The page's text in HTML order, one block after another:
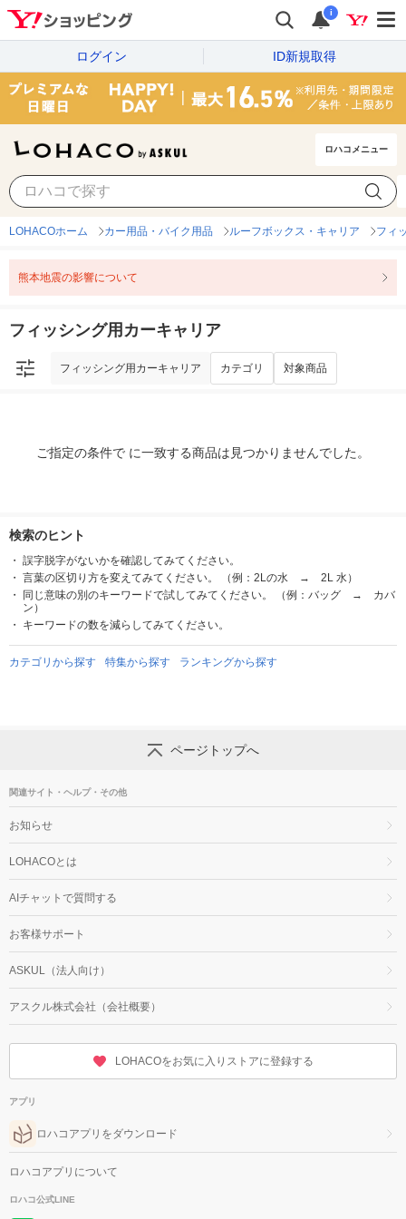
i
ログイン ID新規取得
ロハコメニュー
フィッシング用カーキャリア
LOHACOホーム カー用品・バイク用品 ルーフボックス・キャリア フィ
熊本地震の影響について
フィッシング用カーキャリア
フィッシング用カーキャリア カテゴリ 対象商品
ご指定の条件で に一致する商品は見つかりませんでした。
検索のヒント
誤字脱字がないかを確認してみてください。
言葉の区切り方を変えてみてください。 （例：2Lの水 → 2L 水）
同じ意味の別のキーワードで試してみてください。 （例：バッグ → カバ
ン）
キーワードの数を減らしてみてください。
カテゴリから探す 特集から探す ランキングから探す
ページトップへ
関連サイト・ヘルプ・その他
お知らせ
LOHACOとは
AIチャットで質問する
お客様サポート
ASKUL（法人向け）
アスクル株式会社（会社概要）
LOHACOをお気に入りストアに登録する
アプリ
ロハコアプリをダウンロード
ロハコアプリについて
ロハコ公式LINE